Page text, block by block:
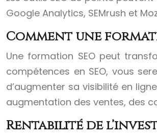
Google Analytics, SEMrush et
Comment une
Une formation SEO peut
compétences en SEO, vous
d’augmenter sa visibilité en
augmentation des ventes, des
Rentabilité de